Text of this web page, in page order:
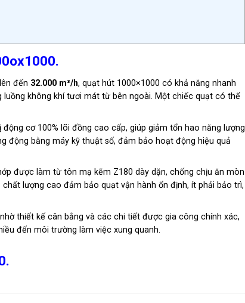
đến 32.000 m³/h, quạt hút 1000×1000 có khả năng nhanh
không khí tươi mát từ bên ngoài. Một chiếc quạt có thể
cơ 100% lõi đồng cao cấp, giúp giảm tổn hao năng lượng
động bằng máy kỹ thuật số, đảm bảo hoạt động hiệu quả
được làm từ tôn mạ kẽm Z180 dày dặn, chống chịu ăn mòn
lượng cao đảm bảo quạt vận hành ổn định, ít phải bảo trì,
thiết kế cân bằng và các chi tiết được gia công chính xác,
đến môi trường làm việc xung quanh.